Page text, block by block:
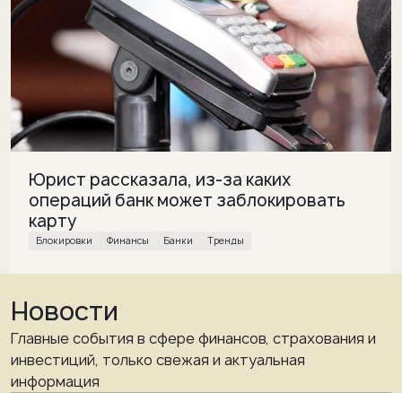
Юрист рассказала, из-за каких
операций банк может заблокировать
карту
блокировки финансы банки Тренды
Новости
Главные события в сфере финансов, страхования и
инвестиций, только свежая и актуальная
информация